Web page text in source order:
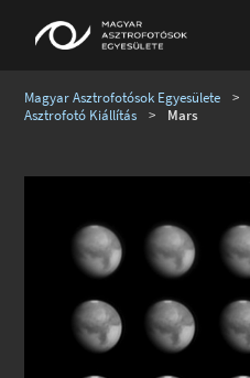
Magyar Asztrofotósok Egyesülete >
Asztrofotó Kiállítás
> Mars